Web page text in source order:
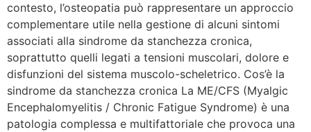
contesto, l’osteopatia può rappresentare un approccio
complementare utile nella gestione di alcuni sintomi
associati alla sindrome da stanchezza cronica,
soprattutto quelli legati a tensioni muscolari, dolore e
disfunzioni del sistema muscolo-scheletrico. Cos’è la
sindrome da stanchezza cronica La ME/CFS (Myalgic
Encephalomyelitis / Chronic Fatigue Syndrome) è una
patologia complessa e multifattoriale che provoca una